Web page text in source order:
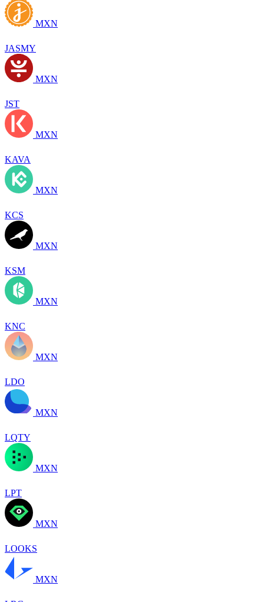
MXN
JASMY
MXN
JST
MXN
KAVA
MXN
KCS
MXN
KSM
MXN
KNC
MXN
LDO
MXN
LQTY
MXN
LPT
MXN
LOOKS
MXN